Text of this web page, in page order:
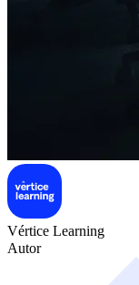
Vértice Learning
Autor